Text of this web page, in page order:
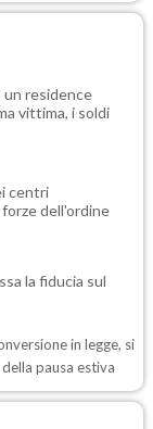
residence
vittima, i soldi
centri
dell'ordine
la fiducia sul
in legge, si
pausa estiva